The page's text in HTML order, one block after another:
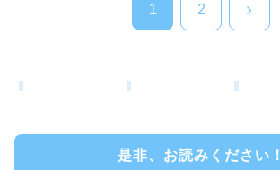
1 2 次
是非、お読みください！